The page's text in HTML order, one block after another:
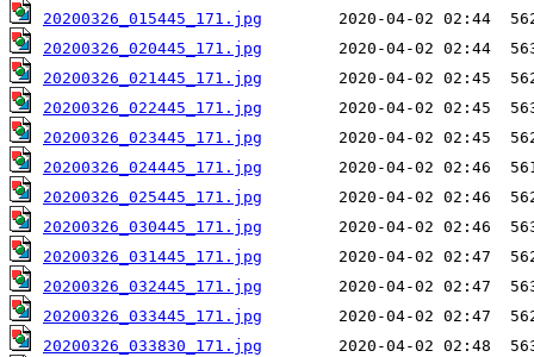
20200326_015445_171.jpg
20200326_020445_171.jpg
20200326_021445_171.jpg
20200326_022445_171.jpg
20200326_023445_171.jpg
20200326_024445_171.jpg
20200326_025445_171.jpg
20200326_030445_171.jpg
20200326_031445_171.jpg
20200326_032445_171.jpg
20200326_033445_171.jpg
20200326_033830_171.jpg